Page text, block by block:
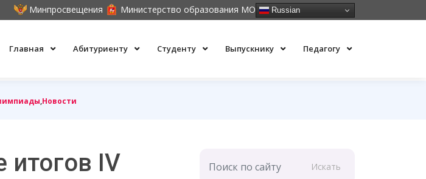
Минпросвещения Министерство образования МО Russian
Главная Абитуриенту Студенту Выпускнику Педагогу
,Новости
итогов IV
Искать